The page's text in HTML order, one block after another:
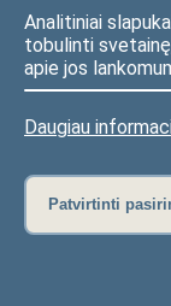
Analitiniai
tobulinti
apie jos
Daugiau
Patvirtinti